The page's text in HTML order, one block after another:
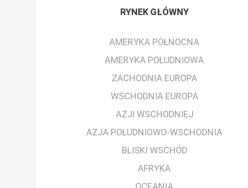
RYNEK GŁÓWNY
AMERYKA PÓŁNOCNA
AMERYKA POŁUDNIOWA
ZACHODNIA EUROPA
WSCHODNIA EUROPA
AZJI WSCHODNIEJ
AZJA POŁUDNIOWO-WSCHODNIA
BLISKI WSCHÓD
AFRYKA